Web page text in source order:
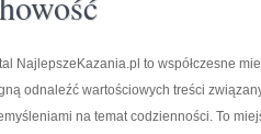
NajlepszeKazania.pl to współczesne
odnaleźć wartościowych treści
na temat codzienności. To